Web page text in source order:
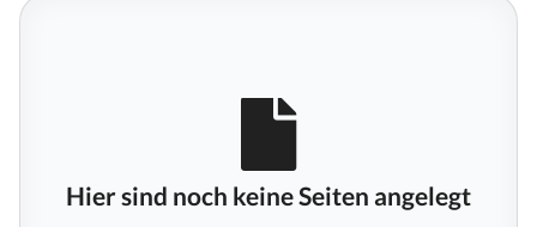
Hier sind noch keine Seiten angelegt